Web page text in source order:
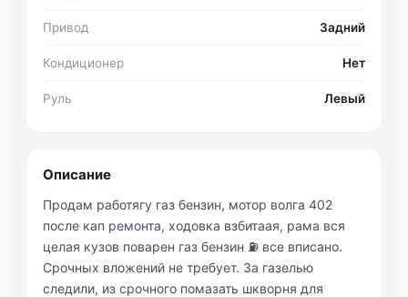
Привод Задний
Кондиционер Нет
Руль Левый
Описание
Продам работягу газ бензин, мотор волга 402
после кап ремонта, ходовка взбитаая, рама вся
целая кузов поварен газ бензин ⛽ все вписано.
Срочных вложений не требует. За газелью
следили, из срочного помазать шкворня для